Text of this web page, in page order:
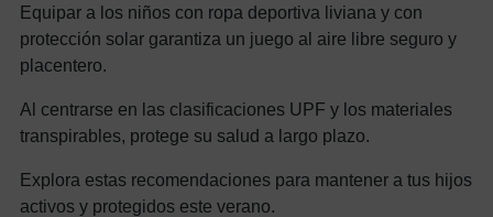
Equipar a los niños con ropa deportiva liviana y con
protección solar garantiza un juego al aire libre seguro y
placentero.
Al centrarse en las clasificaciones UPF y los materiales
transpirables, protege su salud a largo plazo.
Explora estas recomendaciones para mantener a tus hijos
activos y protegidos este verano.